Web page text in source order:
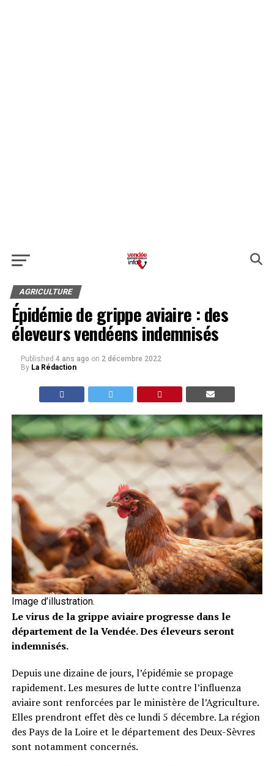
AGRICULTURE
Épidémie de grippe aviaire : des
éleveurs vendéens indemnisés
Published 4 ans ago on 2 décembre 2022
By La Rédaction
Image d’illustration.
Le virus de la grippe aviaire progresse dans le
département de la Vendée. Des éleveurs seront
indemnisés.
Depuis une dizaine de jours, l’épidémie se propage
rapidement. Les mesures de lutte contre l’influenza
aviaire sont renforcées par le ministère de l’Agriculture.
Elles prendront effet dès ce lundi 5 décembre. La région
des Pays de la Loire et le département des Deux-Sèvres
sont notamment concernés.